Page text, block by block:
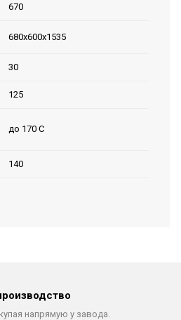
670
680х600х1535
30
125
до 170 С
140
напрямую у завода.